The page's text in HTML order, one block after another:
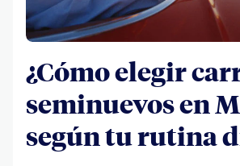
¿Cómo elegir
seminuevos en
según tu rutina